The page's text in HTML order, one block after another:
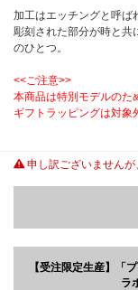
加工はエッチングと呼ば
彫刻された部分が時と共
のひとつ。
<<ご注意>>
本商品は特別モデルのた
ギフトラッピングは対象
申し訳ございませんが
【受注限定生産】「
ラ